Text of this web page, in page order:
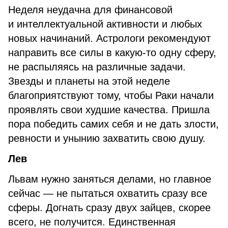
Неделя неудачна для финансовой
и интеллектуальной активности и любых
новых начинаний. Астрологи рекомендуют
направить все силы в какую-то одну сферу,
не распыляясь на различные задачи.
Звезды и планеты на этой неделе
благоприятствуют тому, чтобы Раки начали
проявлять свои худшие качества. Пришла
пора победить самих себя и не дать злости,
ревности и унынию захватить свою душу.
Лев
Львам нужно заняться делами, но главное
сейчас — не пытаться охватить сразу все
сферы. Догнать сразу двух зайцев, скорее
всего, не получится. Единственная